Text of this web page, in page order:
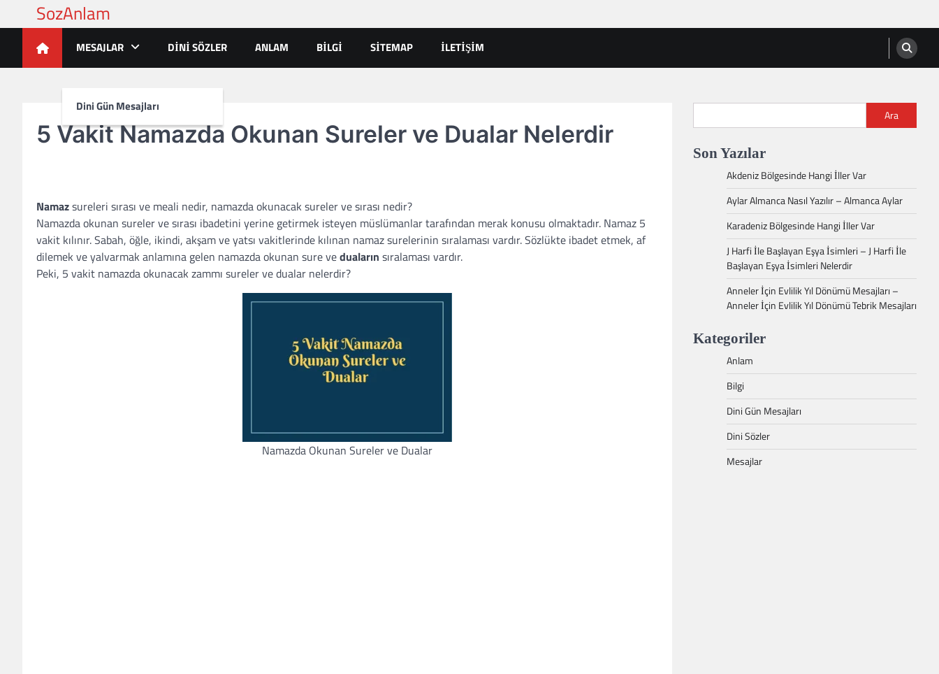
to
MESAJLAR
Dini Gün Mesajları
DINI SÖZLER ANLAM BILGI SITEMAP İLETIŞIM
5 Vakit Namazda Okunan Sureler ve Dualar Nelerdir
Namazsureleri sırası ve meali nedir, namazda okunacak sureler ve sırası nedir?
Namazda okunan sureler ve sırası ibadetini yerine getirmek isteyen müslümanlar tarafından merak konusu olmaktadır. Namaz 5
vakit kılınır. Sabah, öğle, ikindi, akşam ve yatsı vakitlerinde kılınan namaz surelerinin sıralaması vardır. Sözlükte ibadet etmek, af
dilemek ve yalvarmak anlamına gelen namazda okunan sure veduaların sıralaması vardır.
Peki, 5 vakit namazda okunacak zammı sureler ve dualar nelerdir?
Namazda Okunan Sureler ve Dualar
Ara
Son Yazılar
Akdeniz Bölgesinde Hangi İller Var
Aylar Almanca Nasıl Yazılır – Almanca Aylar
Karadeniz Bölgesinde Hangi İller Var
J Harfi İle Başlayan Eşya İsimleri – J Harfi İle
Başlayan Eşya İsimleri Nelerdir
Anneler İçin Evlilik Yıl Dönümü Mesajları –
Anneler İçin Evlilik Yıl Dönümü Tebrik Mesajları
Kategoriler
Anlam
Bilgi
Dini Gün Mesajları
Dini Sözler
Mesajlar